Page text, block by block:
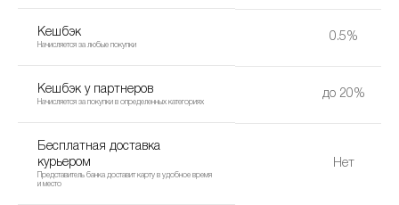
Кешбэк
Начисляется за любые покупки
0.5%
Кешбэк у партнеров
Начисляется за покупки в определенных категориях
до 20%
Бесплатная доставка
курьером
Представитель банка доставит карту в удобное время
и место
Нет